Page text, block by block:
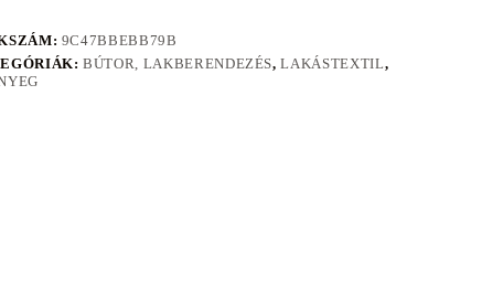
9C47BBEBB79B
BÚTOR, LAKBERENDEZÉS,LAKÁSTEXTIL,